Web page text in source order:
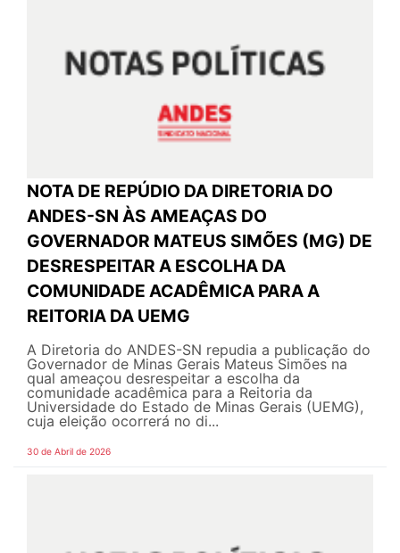
NOTA DE REPÚDIO DA DIRETORIA DO
ANDES-SN ÀS AMEAÇAS DO
GOVERNADOR MATEUS SIMÕES (MG) DE
DESRESPEITAR A ESCOLHA DA
COMUNIDADE ACADÊMICA PARA A
REITORIA DA UEMG
A Diretoria do ANDES-SN repudia a publicação do
Governador de Minas Gerais Mateus Simões na
qual ameaçou desrespeitar a escolha da
comunidade acadêmica para a Reitoria da
Universidade do Estado de Minas Gerais (UEMG),
cuja eleição ocorrerá no di...
30 de Abril de 2026